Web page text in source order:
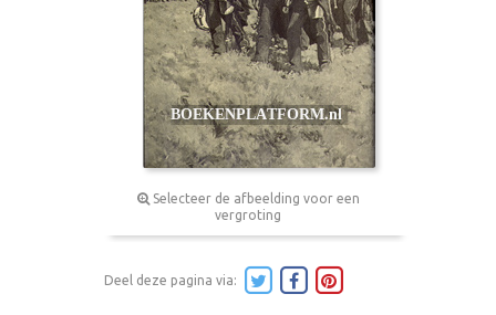
Selecteer de afbeelding voor een
vergroting
Deel deze pagina via: